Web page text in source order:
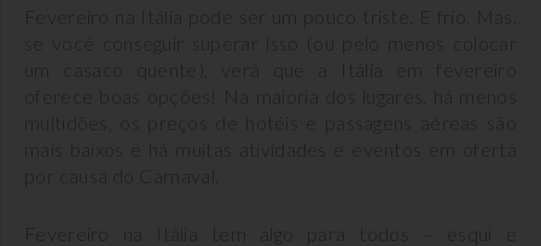
se você conseguir superar isso (ou pelo menos colocar
oferece boas opções! Na maioria dos lugares, há menos
multidões, os preços de hotéis e passagens aéreas são
Fevereiro na Itália tem algo para todos – esqui e